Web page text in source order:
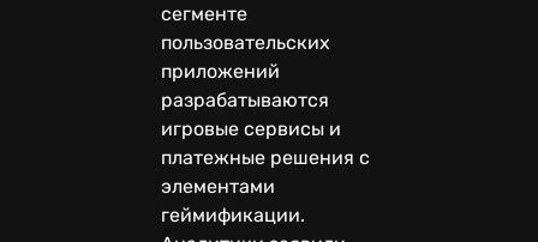
сегменте
пользовательских
приложений
разрабатываются
игровые сервисы и
платежные решения с
элементами
геймификации.